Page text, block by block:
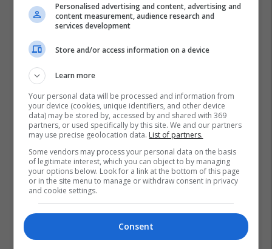
Driton Kuka
Personalised advertising and content, advertising and
content measurement, audience research and
services development
Store and/or access information on a device
Learn more
Your personal data will be processed and information from
your device (cookies, unique identifiers, and other device
data) may be stored by, accessed by and shared with 369
partners, or used specifically by this site. We and our partners
may use precise geolocation data. List of partners.
Some vendors may process your personal data on the basis
of legitimate interest, which you can object to by managing
your options below. Look for a link at the bottom of this page
or in the site menu to manage or withdraw consent in privacy
and cookie settings.
Consent